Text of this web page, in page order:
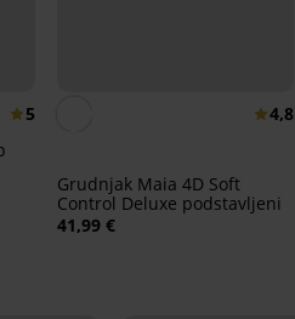
5
4,8
Grudnjak Maia 4D Soft
Control Deluxe podstavljeni
41,99 €